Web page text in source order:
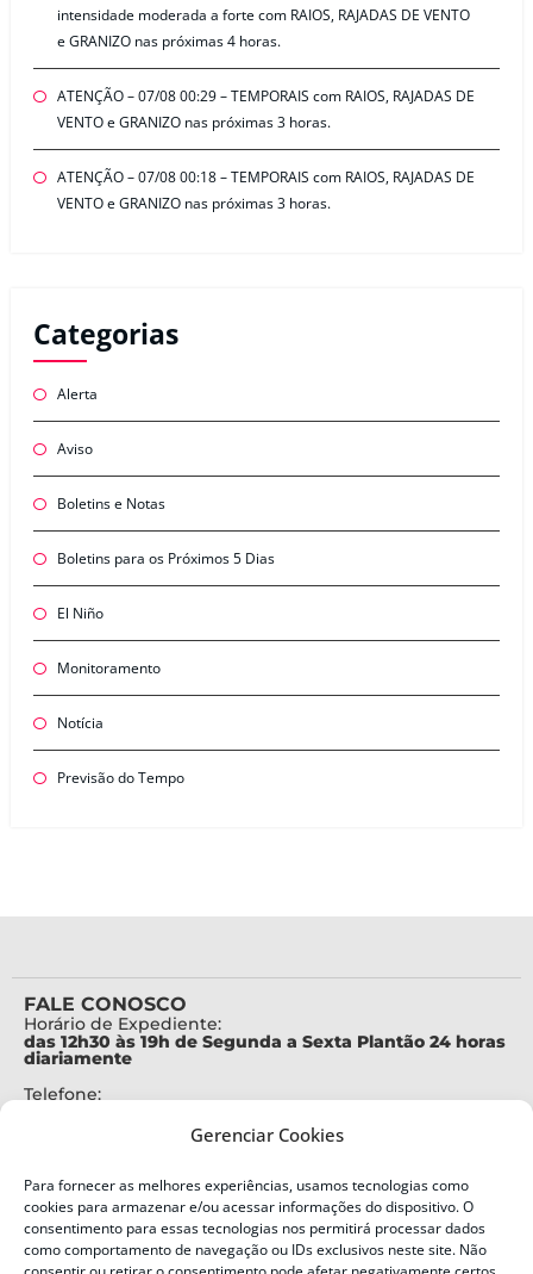
Gerenciar Cookies
Para fornecer as melhores experiências, usamos tecnologias como
cookies para armazenar e/ou acessar informações do dispositivo. O
consentimento para essas tecnologias nos permitirá processar dados
como comportamento de navegação ou IDs exclusivos neste site. Não
intensidade moderada a forte com RAIOS, RAJADAS DE VENTO
e GRANIZO nas próximas 4 horas.
ATENÇÃO – 07/08 00:29 – TEMPORAIS com RAIOS, RAJADAS DE
VENTO e GRANIZO nas próximas 3 horas.
ATENÇÃO – 07/08 00:18 – TEMPORAIS com RAIOS, RAJADAS DE
VENTO e GRANIZO nas próximas 3 horas.
Categorias
Alerta
Aviso
Boletins e Notas
Boletins para os Próximos 5 Dias
El Niño
Monitoramento
Notícia
Previsão do Tempo
FALE CONOSCO
Horário de Expediente:
das 12h30 às 19h de Segunda a Sexta Plantão 24 horas
diariamente
Telefone:
Alertas Defesa Civil:
SMS 40199